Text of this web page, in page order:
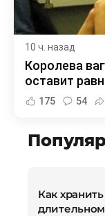
10 ч. назад
Королева
оставит
175 54
Как